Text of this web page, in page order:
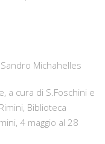
Michahelles
a cura di S.Foschini e
Biblioteca
4 maggio al 28